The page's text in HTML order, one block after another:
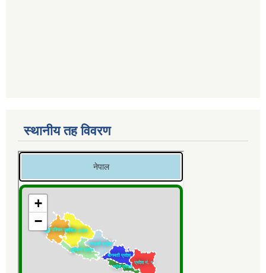
स्थानीय तह विवरण